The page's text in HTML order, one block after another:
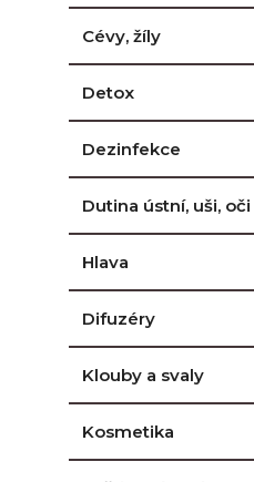
Cévy, žíly
Detox
Dezinfekce
Dutina ústní, uši, oči
Hlava
Difuzéry
Klouby a svaly
Kosmetika